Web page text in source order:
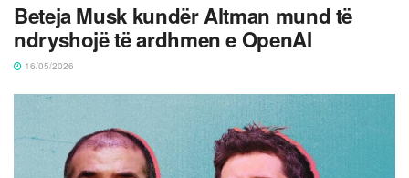
Beteja Musk kundër Altman mund të
ndryshojë të ardhmen e OpenAI
16/05/2026